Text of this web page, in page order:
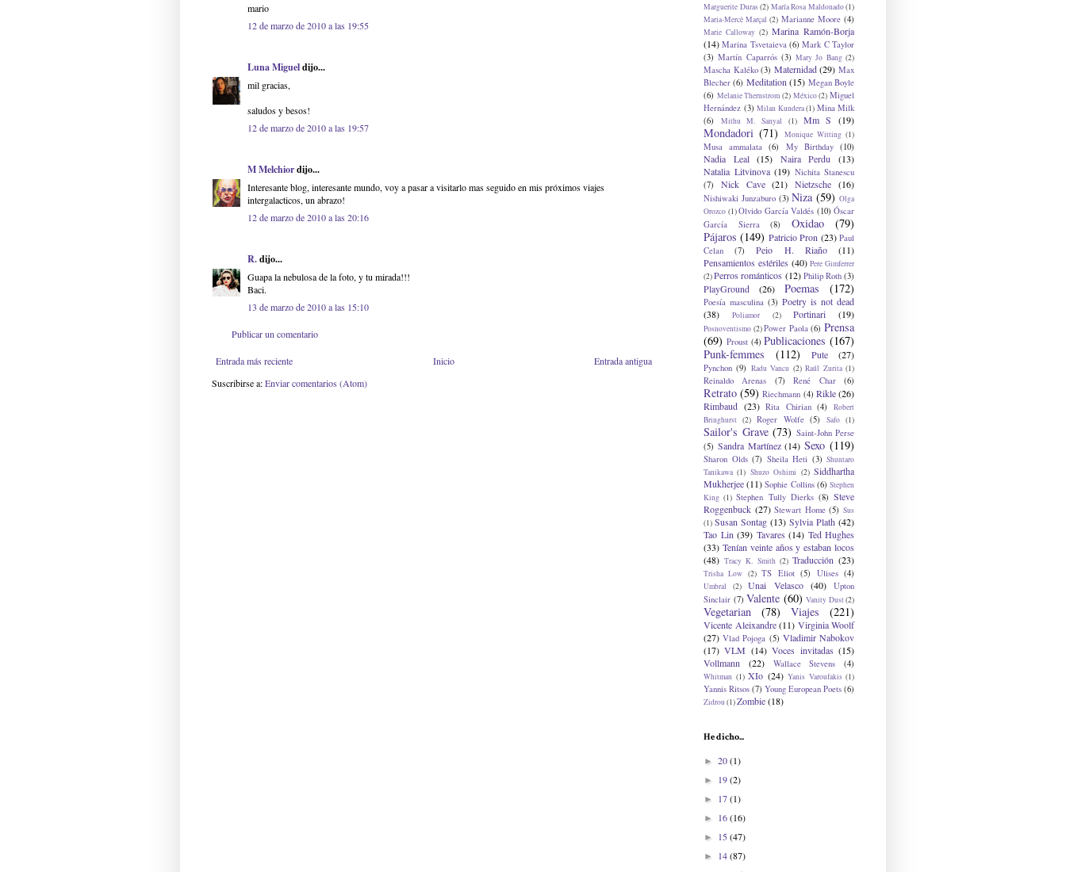
mario
12 de marzo de 2010 a las 19:55
Luna Migueldijo...
mil gracias,
saludos y besos!
12 de marzo de 2010 a las 19:57
M Melchiordijo...
Interesante blog, interesante mundo, voy a pasar a visitarlo mas seguido en mis próximos viajes
intergalacticos, un abrazo!
12 de marzo de 2010 a las 20:16
R.dijo...
Guapa la nebulosa de la foto, y tu mirada!!!
Baci.
13 de marzo de 2010 a las 15:10
Publicar un comentario
Entrada más reciente Entrada antigua
Inicio
Suscribirse a:Enviar comentarios (Atom)
Marguerite Duras(2) María Rosa Maldonado(1)
Maria-Mercè Marçal (2) Marianne Moore (4)
Marie Calloway (2) Marina Ramón-Borja
(14) Marina Tsvetaieva (6) Mark C Taylor
(3) Martín Caparrós (3) Mary Jo Bang (2)
Mascha Kaléko (3) Maternidad (29) Max
Blecher (6) Meditation (15) Megan Boyle
(6) Melanie Thernstrom (2) México (2) Miguel
Hernández (3) Milan Kundera(1) Mina Milk
(6)
Mithu M. Sanyal (1) Mm S (19)
Mondadori (71) Monique Witting (1)
Musa ammalata (6) My Birthday (10)
Nadia Leal (15) Naira Perdu
(13)
Natalia Litvinova (19) Nichita Stanescu
(7)
Nick Cave (21) Nietzsche (16)
Nishiwaki Junzaburo (3) Niza (59) Olga
Orozco (1)Olvido García Valdés (10) Óscar
García Sierra
(8) Oxidao
(79)
Pájaros (149) Patricio Pron (23) Paul
Celan
(7) Peio H. Riaño
(11)
Pensamientos estériles (40) Pere Gimferrer
(2)Perros románticos (12) Philip Roth (3)
PlayGround (26) Poemas (172)
Poesía masculina (3) Poetry is not dead
(38)
Poliamor (2) Portinari (19)
Posnoventismo (2) Power Paola (6) Prensa
(69) Proust (4) Publicaciones (167)
Punk-femmes
(112) Pute (27)
Pynchon (9) Radu Vancu (2) Raúl Zurita (1)
Reinaldo Arenas (7) René Char (6)
Retrato (59) Riechmann (4) Rikle (26)
Rimbaud (23) Rita Chirian (4)
Robert
Bringhurst (2) Roger Wolfe (5) Safo (1)
Sailor's Grave (73) Saint-John Perse
(5) Sandra Martínez (14) Sexo (119)
Sharon Olds (7) Sheila Heti (3) Shuntaro
Tanikawa (1) Shuzo Oshimi (2) Siddhartha
Mukherjee (11) Sophie Collins (6) Stephen
King (1) Stephen Tully Dierks (8) Steve
Roggenbuck (27) Stewart Home (5) Sus
(1) Susan Sontag (13) Sylvia Plath (42)
Tao Lin (39) Tavares (14) Ted Hughes
(33) Tenían veinte años y estaban locos
(48) Tracy K. Smith (2) Traducción (23)
Trisha Low (2) TS Eliot (5) Ulises (4)
Umbral (2) Unai Velasco (40)
Upton
Sinclair (7) Valente (60) Vanity Dust(2)
Vegetarian (78) Viajes (221)
Vicente Aleixandre (11) Virginia Woolf
(27) Vlad Pojoga (5) Vladimir Nabokov
(17) VLM (14) Voces invitadas (15)
Vollmann
(22) Wallace Stevens (4)
Whitman (1) XIo (24) Yanis Varoufakis (1)
Yannis Ritsos (7) Young European Poets (6)
Zidrou(1)Zombie(18)
He dicho...
► 20(1)
► 19(2)
► 17(1)
► 16(16)
► 15(47)
► 14(87)